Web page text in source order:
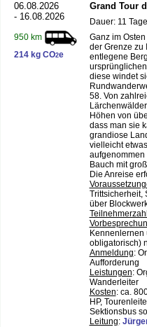
06.08.2026
- 16.08.2026
950 km
214 kg CO2e
Grand Tour
Dauer: 11
Ganz im
der Grenze zu
entlegene
diese windet
58. Von
Höhen von
dass man sie
grandiose
vielleicht
Bauch mit
Die Anreise
Trittsicherheit,
über
obligatorisch)
Anmeldung:
Aufforderung
Leistungen:
Wanderleiter
Kosten: ca.
HP,
Sektionsbus
Leitung: